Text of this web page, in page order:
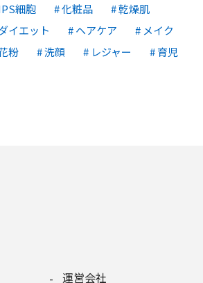
細胞
化粧品
乾燥肌
イエット
ヘアケア
メイク
粉
洗顔 レジャー 育児
運営会社